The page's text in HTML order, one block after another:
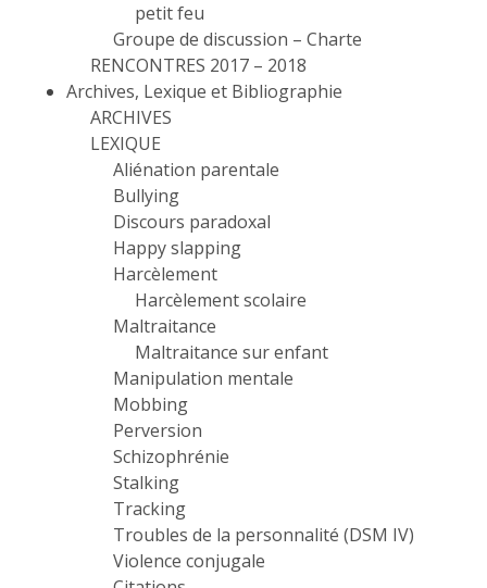
petit feu
Groupe de discussion – Charte
RENCONTRES 2017 – 2018
Archives, Lexique et Bibliographie
ARCHIVES
LEXIQUE
Aliénation parentale
Bullying
Discours paradoxal
Happy slapping
Harcèlement
Harcèlement scolaire
Maltraitance
Maltraitance sur enfant
Manipulation mentale
Mobbing
Perversion
Schizophrénie
Stalking
Tracking
Troubles de la personnalité (DSM IV)
Violence conjugale